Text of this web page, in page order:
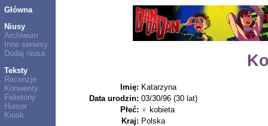
Główna
Niusy
Archiwum
Inne serwisy
Dodaj niusa
Teksty
Recenzje
Konwenty
Felietony
Humor
Kiosk
Imię: Katarzyna
Data urodzin: 03/30/96 (30 lat)
Płeć: ♀ kobieta
Kraj: Polska